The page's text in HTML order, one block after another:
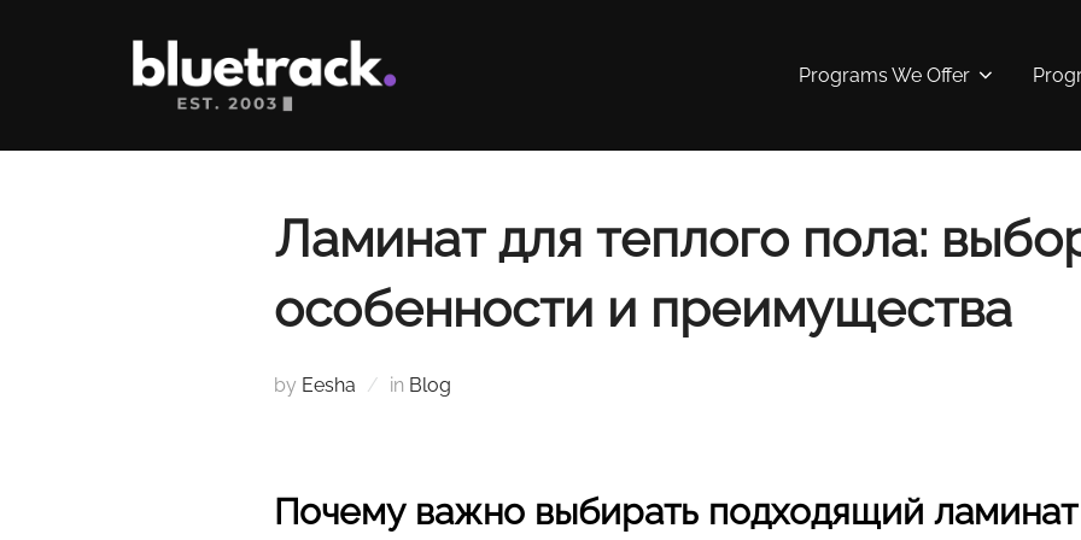
Programs We Offer
Ламинат для теплого пола:
особенности и преимущества
by Eesha in Blog
Почему важно выбирать подходящий